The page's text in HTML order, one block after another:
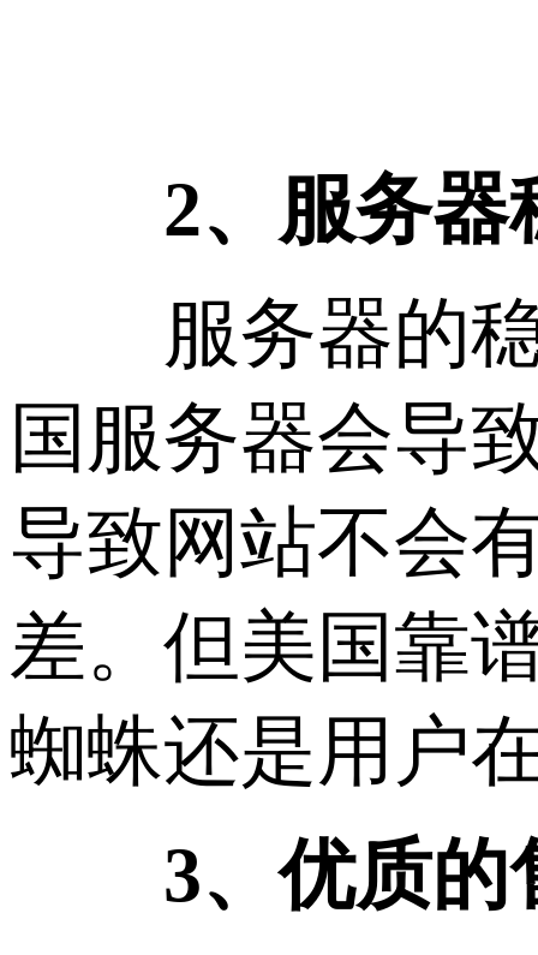
2、服务器
服务器的稳
国服务器会导
导致网站不会
差。但美国靠
蜘蛛还是用户
3、优质的